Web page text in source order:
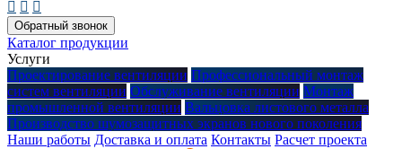
  
Обратный звонок
Каталог продукции
Услуги
Проектирование вентиляции Профессиональный монтаж
систем вентиляции Обслуживание вентиляции Монтаж
промышленной вентиляции Вальцовка листового металла
Производство шумозащитных экранов нового поколения
Наши работы Доставка и оплата Контакты Расчет проекта